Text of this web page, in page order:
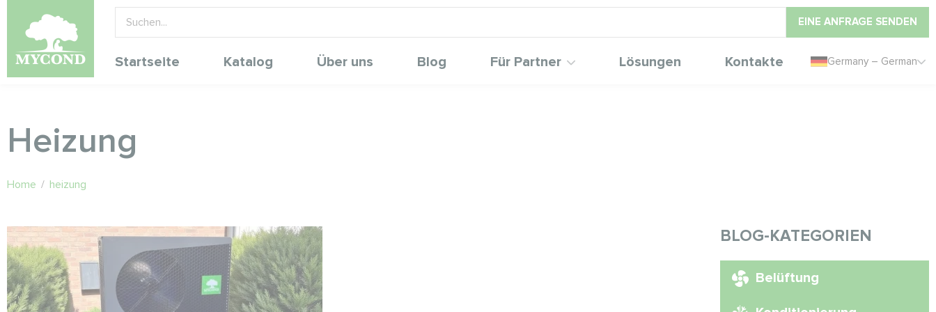
EINE ANFRAGE SENDEN
Startseite Katalog Über uns Blog Für Partner Lösungen Kontakte Germany – German
Heizung
Home / heizung
BLOG-KATEGORIEN
Belüftung